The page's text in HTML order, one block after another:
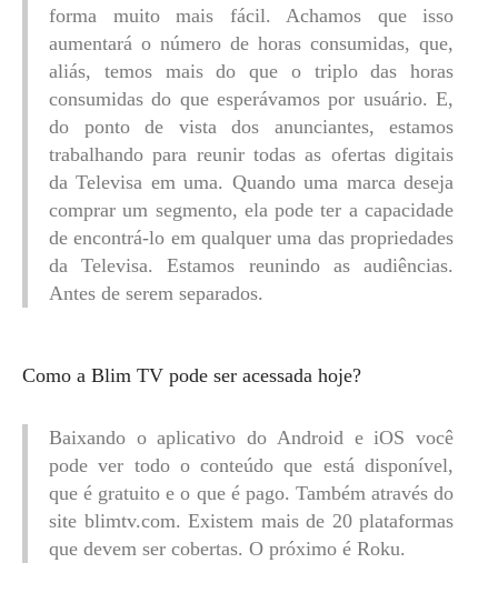
forma muito mais fácil. Achamos que isso
aumentará o número de horas consumidas, que,
aliás, temos mais do que o triplo das horas
consumidas do que esperávamos por usuário. E,
do ponto de vista dos anunciantes, estamos
trabalhando para reunir todas as ofertas digitais
da Televisa em uma. Quando uma marca deseja
comprar um segmento, ela pode ter a capacidade
de encontrá-lo em qualquer uma das propriedades
da Televisa. Estamos reunindo as audiências.
Antes de serem separados.
Como a Blim TV pode ser acessada hoje?
Baixando o aplicativo do Android e iOS você
pode ver todo o conteúdo que está disponível,
que é gratuito e o que é pago. Também através do
site blimtv.com. Existem mais de 20 plataformas
que devem ser cobertas. O próximo é Roku.